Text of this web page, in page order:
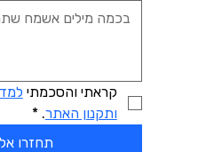
קראתי והסכמתי
ותקנון האתר.
*
תחזרו